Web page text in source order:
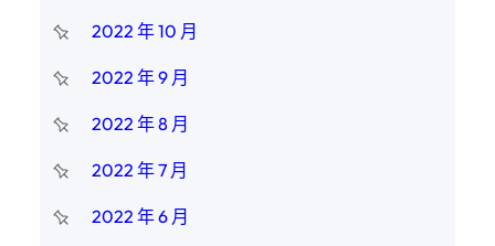
2022 年 10 月
2022 年 9 月
2022 年 8 月
2022 年 7 月
2022 年 6 月